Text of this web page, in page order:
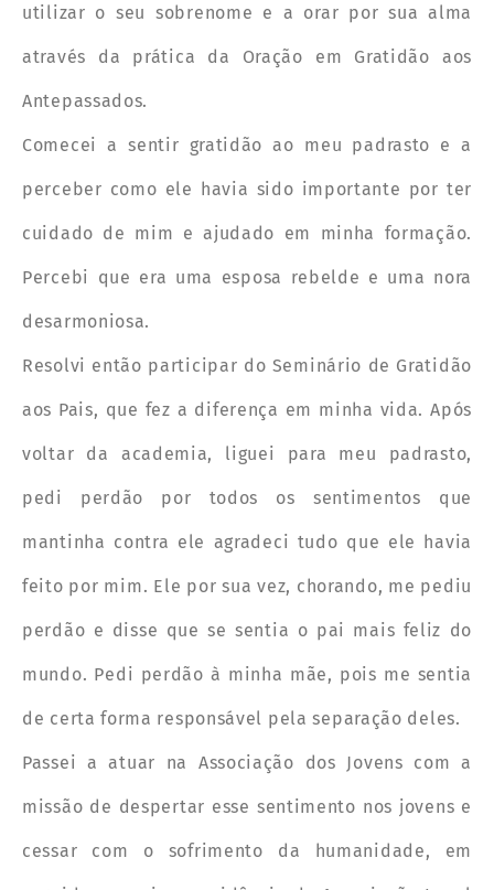
utilizar o seu sobrenome e a orar por sua alma
através da prática da Oração em Gratidão aos
Antepassados.
Comecei a sentir gratidão ao meu padrasto e a
perceber como ele havia sido importante por ter
cuidado de mim e ajudado em minha formação.
Percebi que era uma esposa rebelde e uma nora
desarmoniosa.
Resolvi então participar do Seminário de Gratidão
aos Pais, que fez a diferença em minha vida. Após
voltar da academia, liguei para meu padrasto,
pedi perdão por todos os sentimentos que
mantinha contra ele agradeci tudo que ele havia
feito por mim. Ele por sua vez, chorando, me pediu
perdão e disse que se sentia o pai mais feliz do
mundo. Pedi perdão à minha mãe, pois me sentia
de certa forma responsável pela separação deles.
Passei a atuar na Associação dos Jovens com a
missão de despertar esse sentimento nos jovens e
cessar com o sofrimento da humanidade, em